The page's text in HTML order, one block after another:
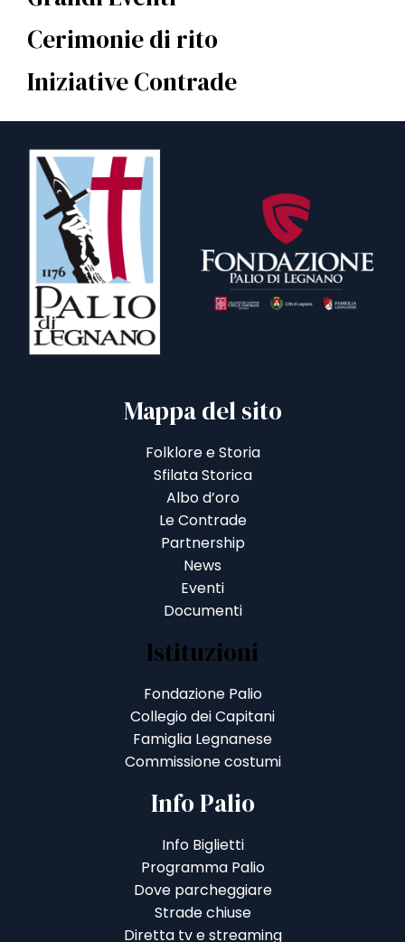
Cerimonie di rito
Iniziative Contrade
Mappa del sito
Folklore e Storia
Sfilata Storica
Albo d’oro
Le Contrade
Partnership
News
Eventi
Documenti
Istituzioni
Fondazione Palio
Collegio dei Capitani
Famiglia Legnanese
Commissione costumi
Info Palio
Info Biglietti
Programma Palio
Dove parcheggiare
Strade chiuse
Diretta tv e streaming